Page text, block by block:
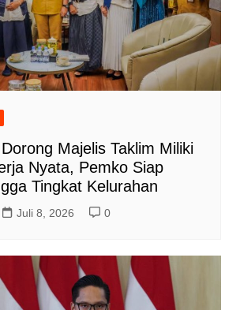
Majelis Taklim Miliki
Nyata, Pemko Siap
Tingkat Kelurahan
Juli 8, 2026 0